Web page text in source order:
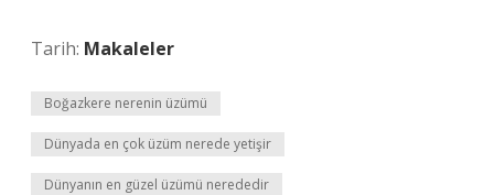
Tarih: Makaleler
Boğazkere nerenin üzümü
Dünyada en çok üzüm nerede yetişir
Dünyanın en güzel üzümü nerededir